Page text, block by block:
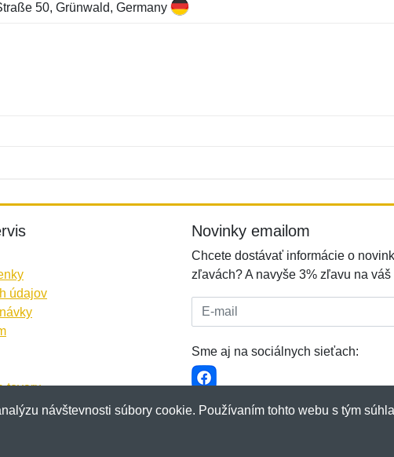
50, Grünwald, Germany
údajov
tovaru
Novinky emailom
Chcete dostávať informácie o
zľavách? A navyše 3% zľavu na
E-mail:
Sme aj na sociálnych sieťach:
návštevnosti súbory cookie. Používaním tohto webu s tým